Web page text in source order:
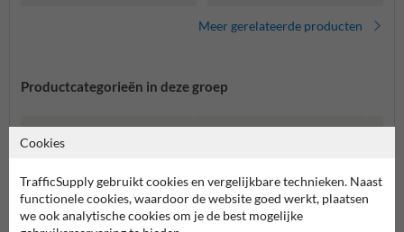
Meer gerelateerde producten
Productcategorieën in deze groep
Cookies
TrafficSupply gebruikt cookies en vergelijkbare technieken. Naast
functionele cookies, waardoor de website goed werkt, plaatsen
we ook analytische cookies om je de best mogelijke